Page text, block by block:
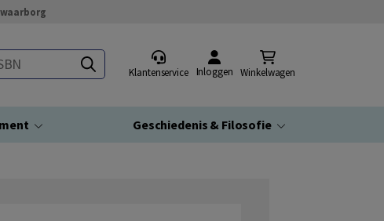
Klantenservice Inloggen Winkelwagen
Geschiedenis & Filosofie